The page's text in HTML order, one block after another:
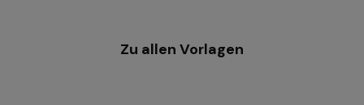
Zu allen Vorlagen